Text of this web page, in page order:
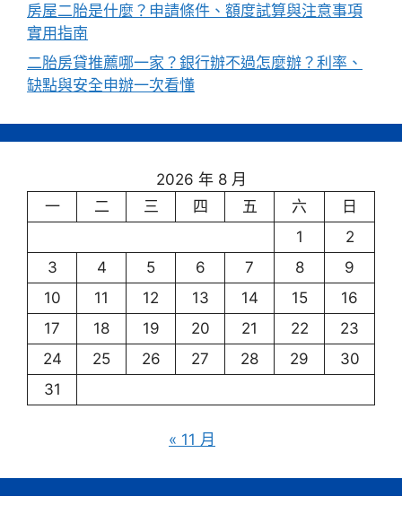
房屋二胎是什麼？申請條件、額度試算與注意事項
實用指南
二胎房貸推薦哪一家？銀行辦不過怎麼辦？利率、
缺點與安全申辦一次看懂
2026 年 8 月
一
二 三 四 五 六
日
1
2
3
4 5 6 7 8
9
10
11 12 13 14 15
16
17
18 19 20 21 22
23
24
25 26 27 28 29
30
31
« 11 月